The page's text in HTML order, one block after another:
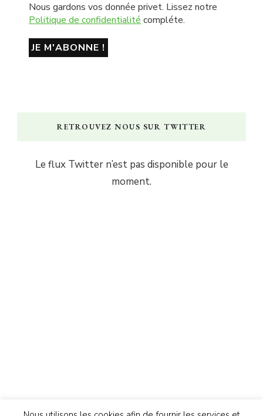
Nous gardons vos donnée privet. Lissez notre
Politique de confidentialité compléte.
RETROUVEZ NOUS SUR TWITTER
Le flux Twitter n’est pas disponible pour le
moment.